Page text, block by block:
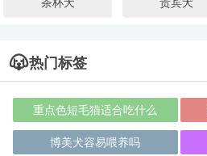
茶杯犬 贵宾犬
热门标签
重点色短毛猫适合吃什么
博美犬容易喂养吗